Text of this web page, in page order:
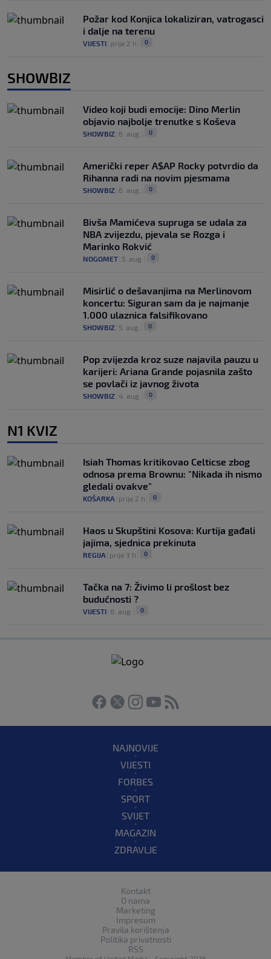
Požar kod Konjica lokaliziran, vatrogasci
i dalje na terenu
VIJESTI prije 2 h 0
SHOWBIZ
Video koji budi emocije: Dino Merlin
objavio najbolje trenutke s Koševa
SHOWBIZ 6. aug. 0
Američki reper A$AP Rocky potvrdio da
Rihanna radi na novim pjesmama
SHOWBIZ 6. aug. 0
Bivša Mamićeva supruga se udala za
NBA zvijezdu, pjevala se Rozga i
Marinko Rokvić
NOGOMET 5. aug. 0
Misirlić o dešavanjima na Merlinovom
koncertu: Siguran sam da je najmanje
1.000 ulaznica falsifikovano
SHOWBIZ 5. aug. 0
Pop zvijezda kroz suze najavila pauzu u
karijeri: Ariana Grande pojasnila zašto
se povlači iz javnog života
SHOWBIZ 4. aug. 0
N1 KVIZ
Isiah Thomas kritikovao Celticse zbog
odnosa prema Brownu: "Nikada ih nismo
gledali ovakve"
KOŠARKA prije 2 h 0
Haos u Skupštini Kosova: Kurtija gađali
jajima, sjednica prekinuta
REGIJA prije 3 h 0
Tačka na 7: Živimo li prošlost bez
budućnosti ?
VIJESTI 8. aug. 0
NAJNOVIJE
VIJESTI
FORBES
SPORT
SVIJET
MAGAZIN
ZDRAVLJE
Kontakt
O nama
Marketing
Impresum
Pravila korištenja
Politika privatnosti
RSS